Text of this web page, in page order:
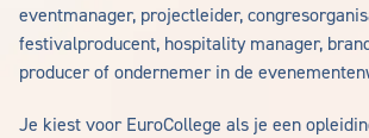
eventmanager, projectleider,
festivalproducent, hospitality manager,
producer of ondernemer in de
Je kiest voor EuroCollege als je een